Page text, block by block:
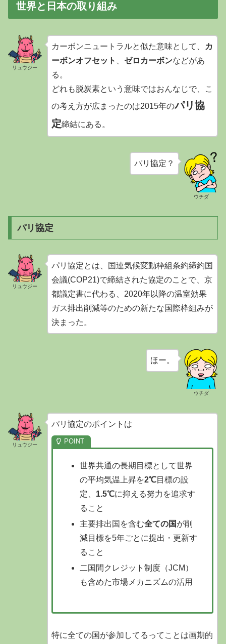
世界と日本の取り組み
リュウジー
カーボンニュートラルと似た意味として、 カ
ーボンオフセット 、 ゼロカーボンなどがあ
る。
どれも脱炭素という意味ではおんなじで、こ
の考え方が広まったのは2015年のパリ協
定締結にある。
ウチダ
パリ協定？
パリ協定
リュウジー
パリ協定とは、国連気候変動枠組条約締約国
会議(COP21)で締結された協定のことで、京
都議定書に代わる、2020年以降の温室効果
ガス排出削減等のための新たな国際枠組みが
決まった。
ウチダ
ほー。
リュウジー
パリ協定のポイントは
世界共通の長期目標として世界
の平均気温上昇を2℃目標の設
定、 1.5℃に抑える努力を追求す
ること
主要排出国を含む全ての国が削
減目標を5年ごとに提出・更新す
ること
二国間クレジット制度（JCM）
も含めた市場メカニズムの活用
特に全ての国が参加してるってことは画期的